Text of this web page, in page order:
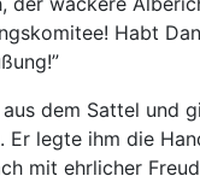
Habt
dem Sattel und
Er legte ihm die
mit ehrlicher